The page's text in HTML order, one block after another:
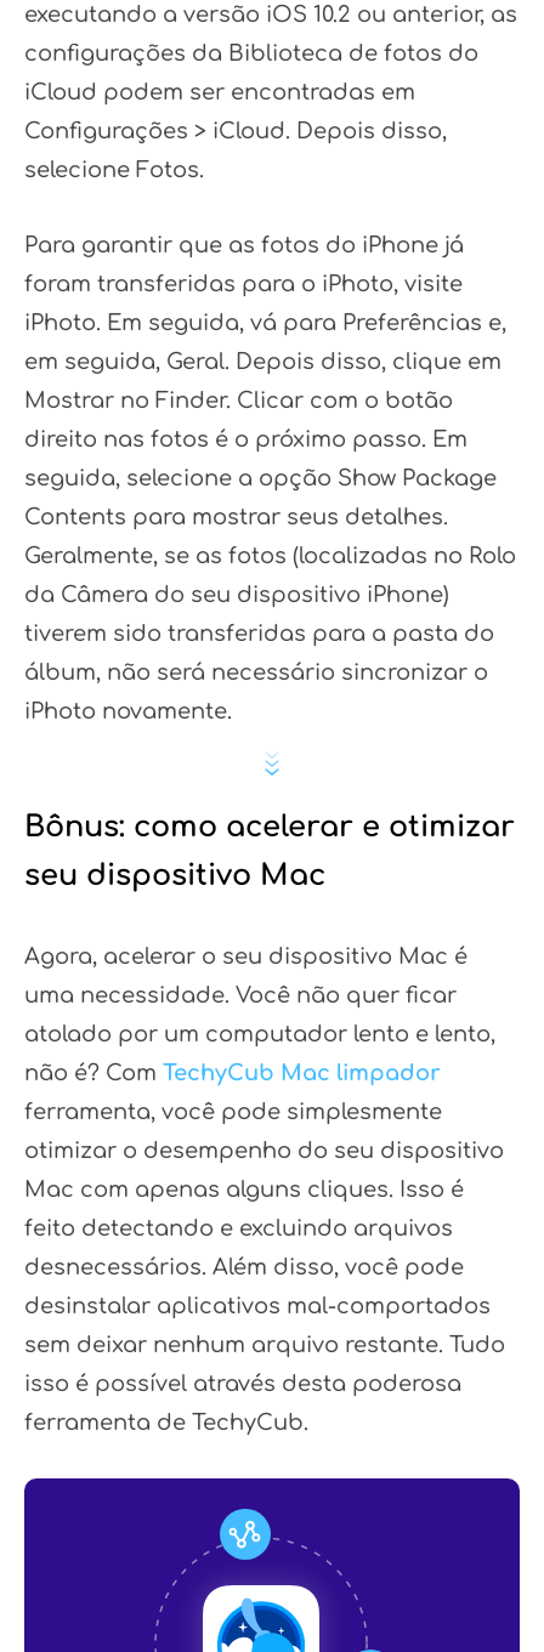
executando a versão iOS 10.2 ou anterior, as
configurações da Biblioteca de fotos do
iCloud podem ser encontradas em
Configurações > iCloud. Depois disso,
selecione Fotos.
Para garantir que as fotos do iPhone já
foram transferidas para o iPhoto, visite
iPhoto. Em seguida, vá para Preferências e,
em seguida, Geral. Depois disso, clique em
Mostrar no Finder. Clicar com o botão
direito nas fotos é o próximo passo. Em
seguida, selecione a opção Show Package
Contents para mostrar seus detalhes.
Geralmente, se as fotos (localizadas no Rolo
da Câmera do seu dispositivo iPhone)
tiverem sido transferidas para a pasta do
álbum, não será necessário sincronizar o
iPhoto novamente.
Bônus: como acelerar e otimizar
seu dispositivo Mac
Agora, acelerar o seu dispositivo Mac é
uma necessidade. Você não quer ficar
atolado por um computador lento e lento,
não é? Com TechyCub Mac limpador
ferramenta, você pode simplesmente
otimizar o desempenho do seu dispositivo
Mac com apenas alguns cliques. Isso é
feito detectando e excluindo arquivos
desnecessários. Além disso, você pode
desinstalar aplicativos mal-comportados
sem deixar nenhum arquivo restante. Tudo
isso é possível através desta poderosa
ferramenta de TechyCub.